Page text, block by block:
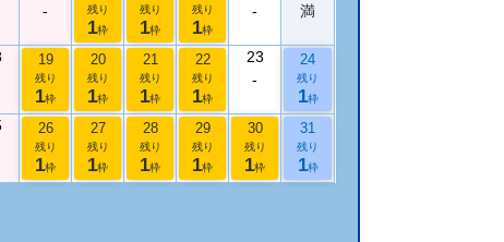
-
残り
1枠
残り
1枠
残り
1枠
-
満
19
残り
1枠
20
残り
1枠
21
残り
1枠
22
残り
1枠
23
-
24
残り
1枠
26
残り
1枠
27
残り
1枠
28
残り
1枠
29
残り
1枠
30
残り
1枠
31
残り
1枠